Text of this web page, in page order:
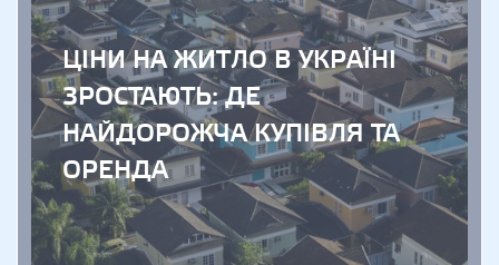
ЦІНИ НА ЖИТЛО В УКРАЇНІ
ЗРОСТАЮТЬ: ДЕ
НАЙДОРОЖЧА КУПІВЛЯ ТА
ОРЕНДА